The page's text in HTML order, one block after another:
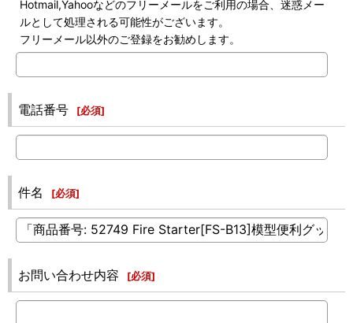
Hotmail,Yahooなどのフリーメールをご利用の場合、迷惑メー
ルとして処理される可能性がございます。
フリーメール以外のご登録をお勧めします。
電話番号 [必須]
件名 [必須]
お問い合わせ内容 [必須]